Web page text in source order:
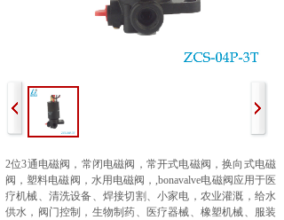
2位3通电磁阀， 常闭电磁阀，常开式电磁阀，换向式电磁
阀，塑料电磁阀，水用电磁阀，,bonavalve电磁阀应用于医
疗机械、清洗设备、焊接切割、小家电，农业灌溉，给水
供水，阀门控制，生物制药、医疗器械、橡塑机械、服装